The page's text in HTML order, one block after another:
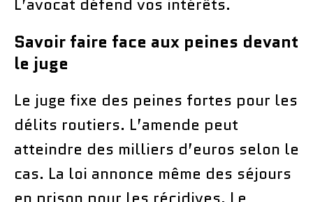
Savoir faire face aux peines devant
le juge
Le juge fixe des peines fortes pour les
délits routiers. L’amende peut
atteindre des milliers d’euros selon le
cas. La loi annonce même des séjours